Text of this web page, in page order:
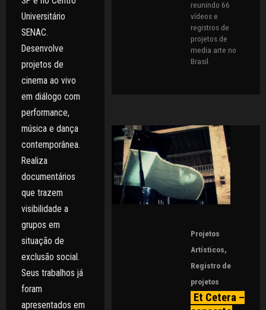
Universitário
SENAC.
Desenvolve
projetos de
cinema ao vivo
em diálogo com
performance,
música e dança
contemporânea.
Realiza
documentários
que trazem
visibilidade a
grupos em
situação de
exclusão social.
Seus trabalhos já
foram
apresentados em
reunindo 66
vídeos e
registros de
projetos de
media arte no
Brasil.
Projetos
Artísticos,
Registro de
projetos
Et Cetera –